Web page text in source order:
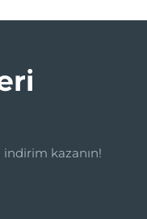
indirim kazanın!